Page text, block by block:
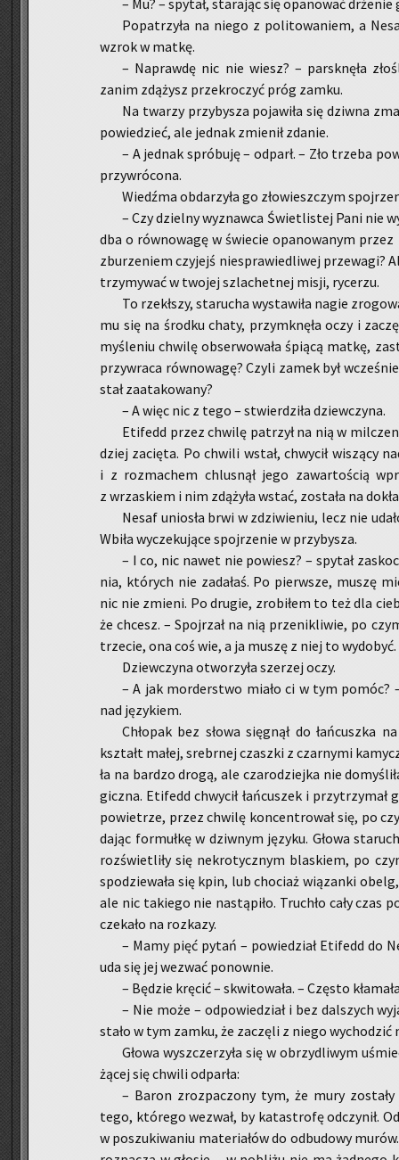
– Mu? – spy­tał, sta­ra­jąc się opa­no­wać drże­nie
Po­pa­trzy­ła na niego z po­li­to­wa­niem, a
wzrok w matkę.
– Na­praw­dę nic nie wiesz? – par­sk­nę­ła
zanim zdą­żysz prze­kro­czyć próg zamku.
Na twa­rzy przy­by­sza po­ja­wi­ła się dziw­na
po­wie­dzieć, ale jed­nak zmie­nił zda­nie.
– A jed­nak spró­bu­ję – od­parł. – Zło trze­ba
przy­wró­co­na.
Wiedź­ma ob­da­rzy­ła go zło­wiesz­czym
– Czy dziel­ny wy­znaw­ca Świe­tli­stej Pani nie
dba o rów­no­wa­gę w świe­cie opa­no­wa­nym
zbu­rze­niem czy­jejś nie­spra­wie­dli­wej prze­wa­gi?
trzy­my­wać w two­jej szla­chet­nej misji, ry­ce­rzu.
To rze­kł­szy, sta­ru­cha wy­sta­wi­ła nagie
mu się na środ­ku chaty, przy­mknę­ła oczy i
my­śle­niu chwi­lę ob­ser­wo­wa­ła śpią­cą matkę,
przy­wra­ca rów­no­wa­gę? Czyli zamek był
stał za­ata­ko­wa­ny?
– A więc nic z tego – stwier­dzi­ła dziew­czy­na.
Eti­fedd przez chwi­lę pa­trzył na nią w
dziej za­cię­ta. Po chwi­li wstał, chwy­cił wi­szą­cy
i z roz­ma­chem chlu­snął jego za­war­to­ścią
z wrza­skiem i nim zdą­ży­ła wstać, zo­sta­ła na
Nesaf unio­sła brwi w zdzi­wie­niu, lecz nie
Wbiła wy­cze­ku­ją­ce spoj­rze­nie w przy­by­sza.
– I co, nic nawet nie po­wiesz? – spy­tał
nia, któ­rych nie za­da­łaś. Po pierw­sze, muszę
nic nie zmie­ni. Po dru­gie, zro­bi­łem to też dla
że chcesz. – Spoj­rzał na nią prze­ni­kli­wie, po
trze­cie, ona coś wie, a ja muszę z niej to wy­do­być.
Dziew­czy­na otwo­rzy­ła sze­rzej oczy.
– A jak mor­der­stwo miało ci w tym pomóc?
nad ję­zy­kiem.
Chło­pak bez słowa się­gnął do łań­cusz­ka
kształt małej, srebr­nej czasz­ki z czar­ny­mi
ła na bar­dzo drogą, ale cza­ro­dziej­ka nie
gicz­na. Eti­fedd chwy­cił łań­cu­szek i przy­trzy­mał
po­wie­trze, przez chwi­lę kon­cen­tro­wał się, po
da­jąc for­muł­kę w dziw­nym ję­zy­ku. Głowa
roz­świe­tli­ły się ne­kro­tycz­nym bla­skiem, po
spo­dzie­wa­ła się kpin, lub cho­ciaż wią­zan­ki
ale nic ta­kie­go nie na­stą­pi­ło. Tru­chło cały czas
cze­ka­ło na roz­ka­zy.
– Mamy pięć pytań – po­wie­dział Eti­fedd do
uda się jej we­zwać po­now­nie.
– Bę­dzie krę­cić – skwi­to­wa­ła. – Czę­sto
– Nie może – od­po­wie­dział i bez dal­szych
stało w tym zamku, że za­czę­li z niego wy­cho­dzić
Głowa wy­szcze­rzy­ła się w obrzy­dli­wym
żą­cej się chwi­li od­par­ła:
– Baron zroz­pa­czo­ny tym, że mury
tego, któ­re­go we­zwał, by ka­ta­stro­fę od­czy­nił.
w po­szu­ki­wa­niu ma­te­ria­łów do od­bu­do­wy